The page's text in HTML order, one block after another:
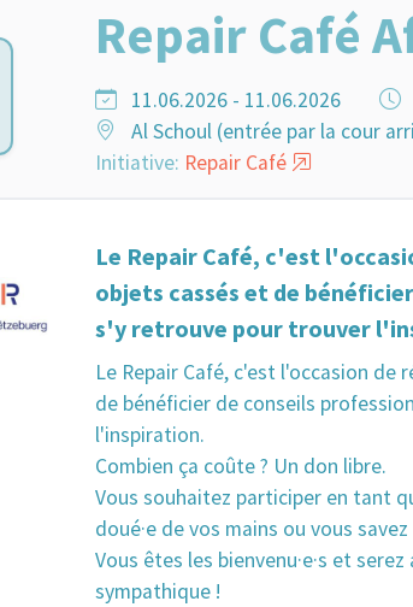
Repair Café
11.06.2026 - 11.06.2026
Al Schoul (entrée par la cour
Initiative: Repair Café
Le Repair Café, c'est
objets cassés et de
s'y retrouve pour trouver
Le Repair Café, c'est l'occasion de
de bénéficier de conseils
l'inspiration.
Combien ça coûte ? Un don libre.
Vous souhaitez participer en tant
doué·e de vos mains ou vous
Vous êtes les bienvenu·e·s et
sympathique !